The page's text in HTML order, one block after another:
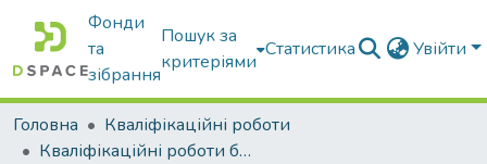
Фонди
та
зібрання
Пошук за
критеріями
Статистика Увійти
Головна
Кваліфікаційні роботи
Кваліфікаційні роботи бакалаврів